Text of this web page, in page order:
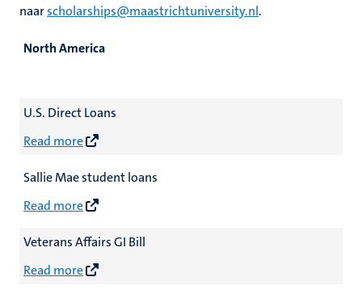
naarscholarships@maastrichtuniversity.nl.
North America
U.S. Direct Loans
Read more
Sallie Mae student loans
Read more
Veterans Affairs GI Bill
Read more